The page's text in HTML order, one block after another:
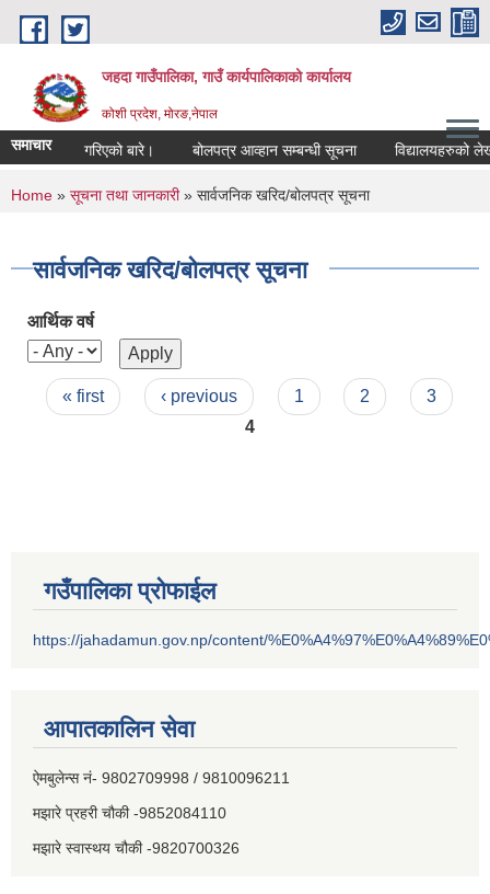
Skip to main content
जहदा गाउँपालिका, गाउँ कार्यपालिकाको कार्यालय
कोशी प्रदेश, मोरङ,नेपाल
समाचार
प्रकाशन गरिएको बारे। बोलपत्र आव्हान सम्बन्धी सूचना विद्यालयहरुको
You are here
Home » सूचना तथा जानकारी» सार्वजनिक खरिद/बोलपत्र सूचना
सार्वजनिक खरिद/बोलपत्र सूचना
आर्थिक वर्ष
Pages
« first ‹ previous 1 2
3
4
गउँपालिका प्रोफाईल
https://jahadamun.gov.np/content/
आपातकालिन सेवा
ऐमबुलेन्स नं- 9802709998 / 9810096211
मझारे प्रहरी चौकी -9852084110
मझारे स्वास्थय चौकी -9820700326